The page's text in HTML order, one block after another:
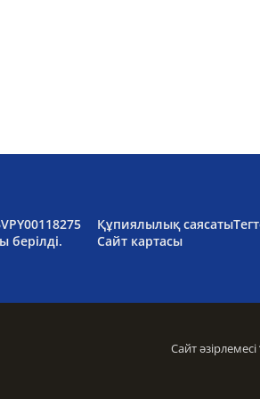
берілді.
Құпиялылық саясаты
Сайт картасы
Сайт әзірлемесі